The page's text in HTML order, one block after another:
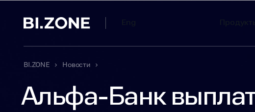
BI.ZONE Новости
Альфа‑Банк